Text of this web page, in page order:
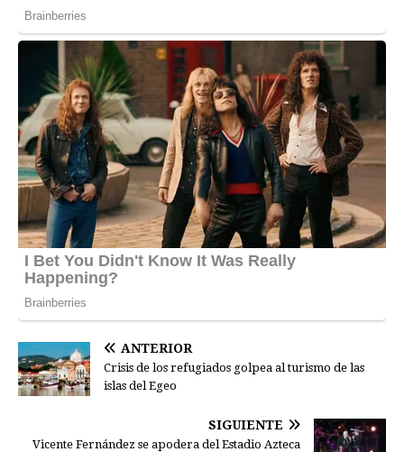
ANTERIOR
Crisis de los refugiados golpea al turismo de las
islas del Egeo
SIGUIENTE
Vicente Fernández se apodera del Estadio Azteca